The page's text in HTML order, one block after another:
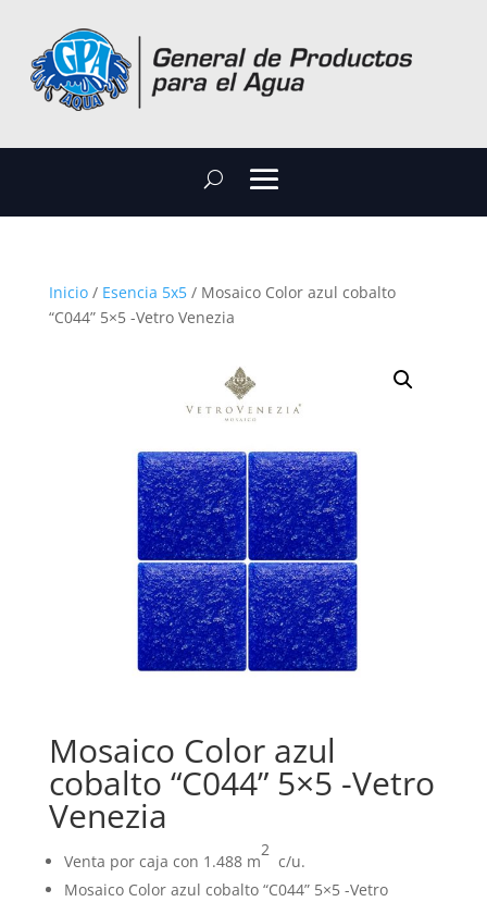
Inicio/ Esencia 5x5/ Mosaico Color azul cobalto
“C044” 5×5 -Vetro Venezia
Mosaico Color azul
cobalto “C044” 5×5 -Vetro
Venezia
Venta por caja con 1.488 m
2
c/u.
Mosaico Color azul cobalto “C044” 5×5 -Vetro